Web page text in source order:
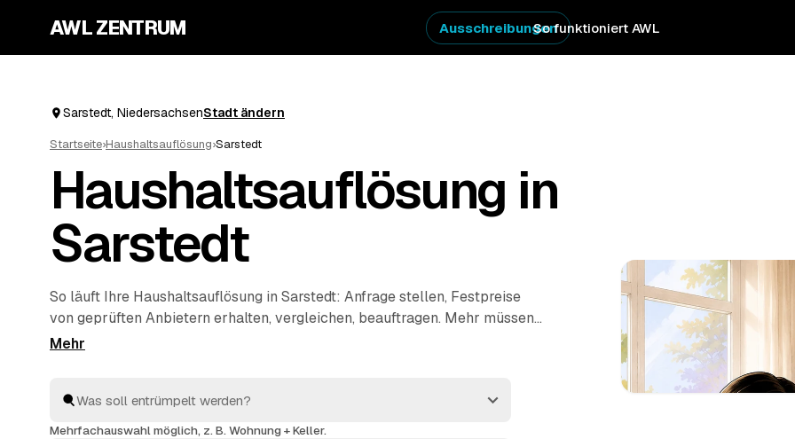
AWL ZENTRUM So funktioniert AWL
Ausschreibungen
Sarstedt, NiedersachsenStadt ändern
Startseite›Haushaltsauflösung›Sarstedt
Haushaltsauflösung in
Sarstedt
So läuft Ihre Haushaltsauflösung in Sarstedt: Anfrage stellen, Festpreise
von geprüften Anbietern erhalten, vergleichen, beauftragen. Mehr müssen
Sie nicht koordinieren – die Profis räumen den kompletten Hausstand,
Kosten angerechnet, sodass Sie die Wohnung am Ende besenrein
übergeben. Die Angebote aus Sarstedt und
Mehrfachauswahl möglich, z. B. Wohnung + Keller.